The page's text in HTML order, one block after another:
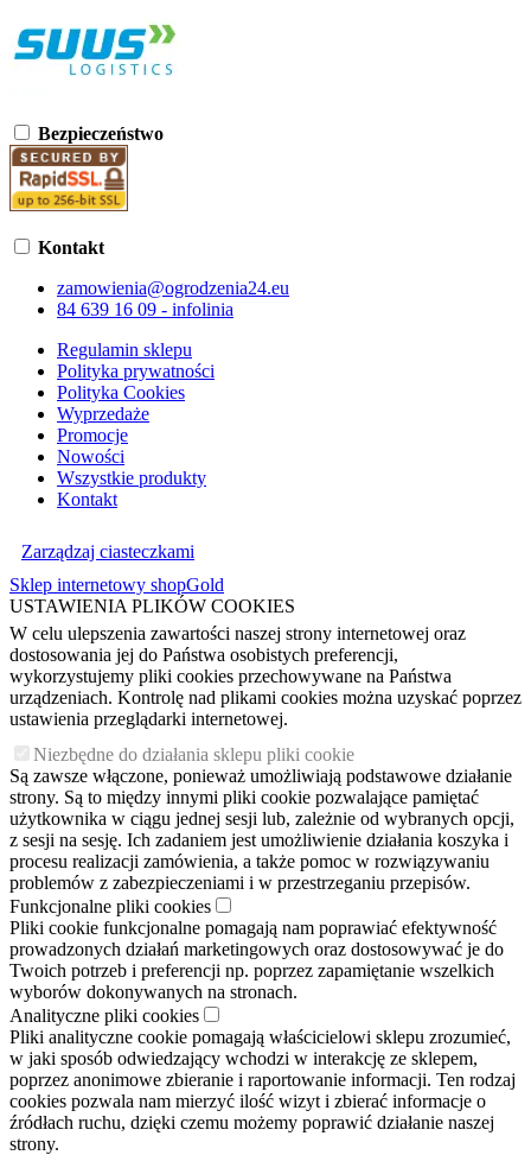
Bezpieczeństwo
Kontakt
zamowienia@ogrodzenia24.eu
84 639 16 09 - infolinia
Regulamin sklepu
Polityka prywatności
Polityka Cookies
Wyprzedaże
Promocje
Nowości
Wszystkie produkty
Kontakt
Zarządzaj ciasteczkami
Sklep internetowy shopGold
USTAWIENIA PLIKÓW COOKIES
W celu ulepszenia zawartości naszej strony internetowej oraz
dostosowania jej do Państwa osobistych preferencji,
wykorzystujemy pliki cookies przechowywane na Państwa
urządzeniach. Kontrolę nad plikami cookies można uzyskać poprzez
ustawienia przeglądarki internetowej.
Niezbędne do działania sklepu pliki cookie
Są zawsze włączone, ponieważ umożliwiają podstawowe działanie
strony. Są to między innymi pliki cookie pozwalające pamiętać
użytkownika w ciągu jednej sesji lub, zależnie od wybranych opcji,
z sesji na sesję. Ich zadaniem jest umożliwienie działania koszyka i
procesu realizacji zamówienia, a także pomoc w rozwiązywaniu
problemów z zabezpieczeniami i w przestrzeganiu przepisów.
Funkcjonalne pliki cookies
Pliki cookie funkcjonalne pomagają nam poprawiać efektywność
prowadzonych działań marketingowych oraz dostosowywać je do
Twoich potrzeb i preferencji np. poprzez zapamiętanie wszelkich
wyborów dokonywanych na stronach.
Analityczne pliki cookies
Pliki analityczne cookie pomagają właścicielowi sklepu zrozumieć,
w jaki sposób odwiedzający wchodzi w interakcję ze sklepem,
poprzez anonimowe zbieranie i raportowanie informacji. Ten rodzaj
cookies pozwala nam mierzyć ilość wizyt i zbierać informacje o
źródłach ruchu, dzięki czemu możemy poprawić działanie naszej
strony.